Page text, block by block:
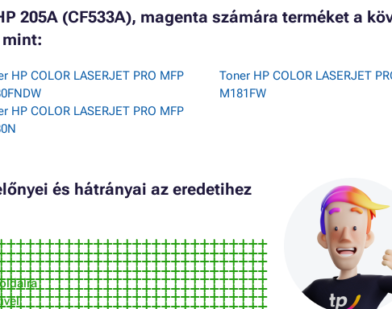
205A (CF533A), magenta számára terméket a
HP COLOR LASERJET PRO MFP
HP COLOR LASERJET PRO MFP
Toner HP COLOR LASERJET
M181FW
és hátrányai az eredetihez